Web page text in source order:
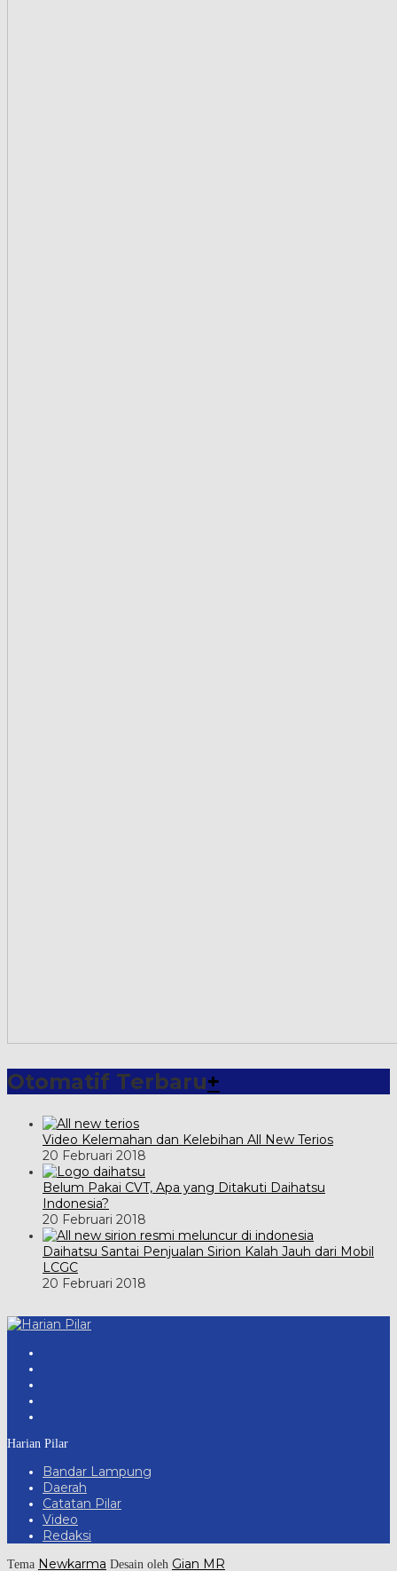
Otomatif Terbaru+
Video Kelemahan dan Kelebihan All New Terios
20 Februari 2018
Belum Pakai CVT, Apa yang Ditakuti Daihatsu
Indonesia?
20 Februari 2018
Daihatsu Santai Penjualan Sirion Kalah Jauh dari Mobil
LCGC
20 Februari 2018
Harian Pilar
Bandar Lampung
Daerah
Catatan Pilar
Video
Redaksi
Tema Newkarma Desain oleh Gian MR